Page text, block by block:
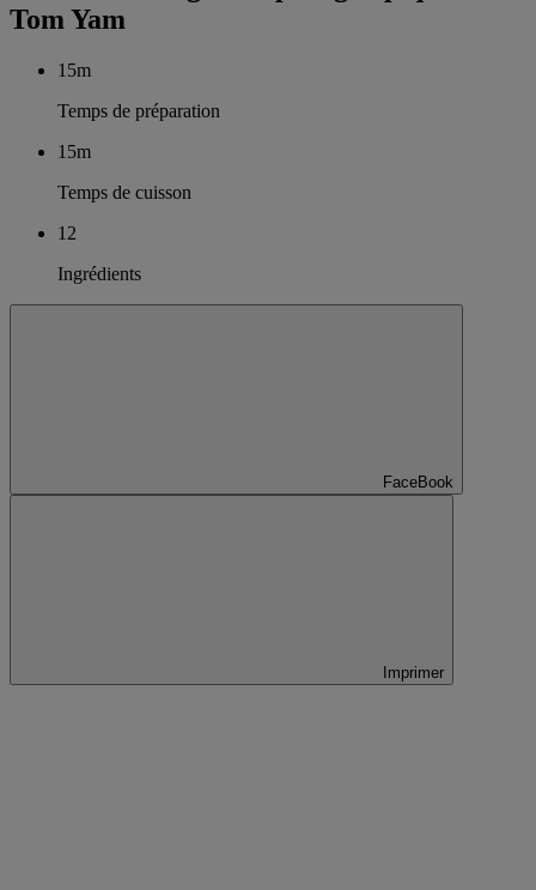
Tom Yam
15m
Temps de préparation
15m
Temps de cuisson
12
Ingrédients
FaceBook
Imprimer